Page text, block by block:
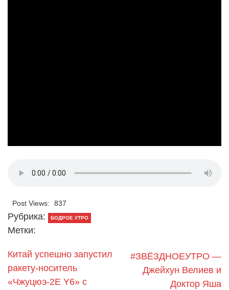
Post Views: 837
Рубрика: БОДРОЕ УТРО
Метки:
Китай успешно запустил
ракету-носитель
«Чжуцюэ-2E Y6» с
#ЗВЁЗДНОЕУТРО —
Джейхун Велиев и
Доктор Яша